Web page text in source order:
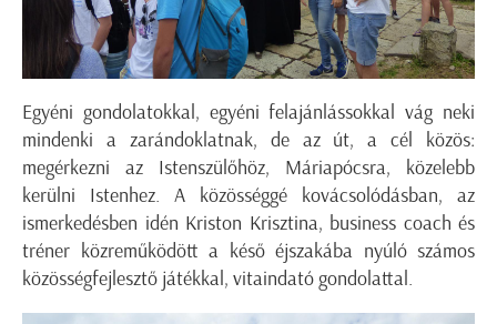
Egyéni gondolatokkal, egyéni felajánlássokkal vág neki
mindenki a zarándoklatnak, de az út, a cél közös:
megérkezni az Istenszülőhöz, Máriapócsra, közelebb
kerülni Istenhez. A közösséggé kovácsolódásban, az
ismerkedésben idén Kriston Krisztina, business coach és
tréner közreműködött a késő éjszakába nyúló számos
közösségfejlesztő játékkal, vitaindató gondolattal.